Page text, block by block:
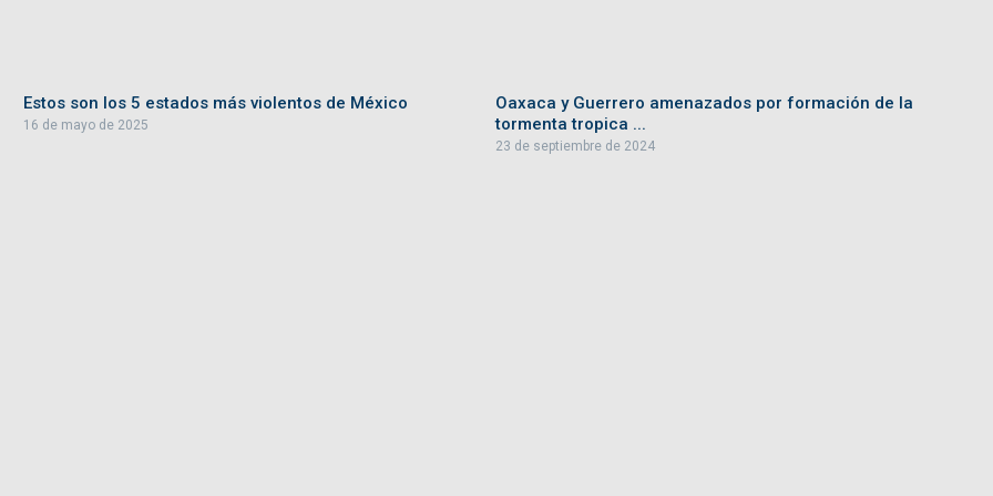
Estos son los 5 estados más violentos de México
16 de mayo de 2025
Oaxaca y Guerrero amenazados por formación de la
tormenta tropica ...
23 de septiembre de 2024